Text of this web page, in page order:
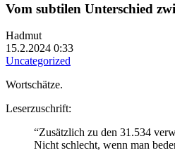
Vom subtilen Unterschied
Hadmut
15.2.2024 0:33
Uncategorized
Wortschätze.
Leserzuschrift:
“Zusätzlich zu den 31.534
Nicht schlecht, wenn man